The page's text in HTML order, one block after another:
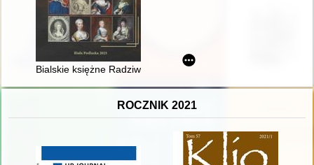
Bialskie księżne Radziwiłłowe
ROCZNIK 2021